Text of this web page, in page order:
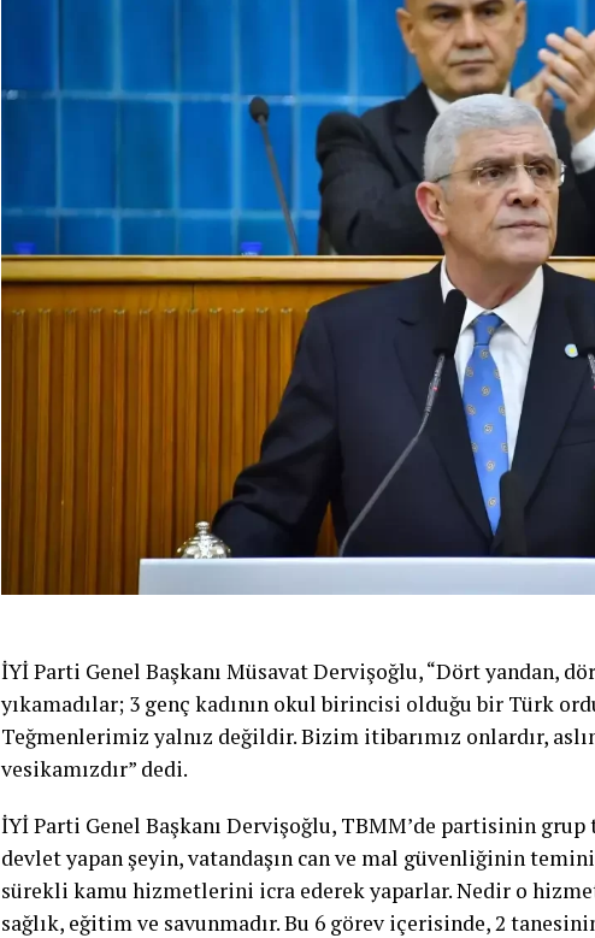
İYİ Parti Genel Başkanı Müsavat Dervişoğlu, “Dört yandan,
yıkamadılar; 3 genç kadının okul birincisi olduğu bir Türk
Teğmenlerimiz yalnız değildir. Bizim itibarımız onlardır,
vesikamızdır” dedi.
İYİ Parti Genel Başkanı Dervişoğlu, TBMM’de partisinin
devlet yapan şeyin, vatandaşın can ve mal güvenliğinin
sürekli kamu hizmetlerini icra ederek yaparlar. Nedir o
sağlık, eğitim ve savunmadır. Bu 6 görev içerisinde, 2